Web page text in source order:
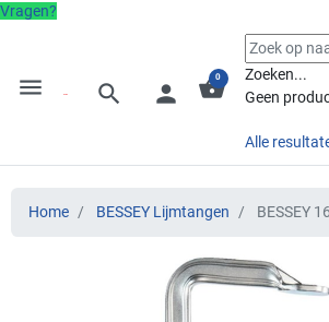
Vragen?
menu search person shopping_basket
0
Zoeken...
Geen
Alle
Home BESSEY Lijmtangen BESSEY